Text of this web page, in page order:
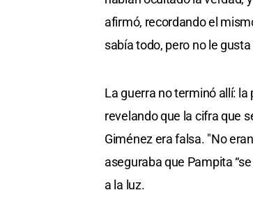
afirmó, recordando el
sabía todo, pero no le
La guerra no terminó allí:
revelando que la cifra que
Giménez era falsa. "No
aseguraba que Pampita
a la luz.